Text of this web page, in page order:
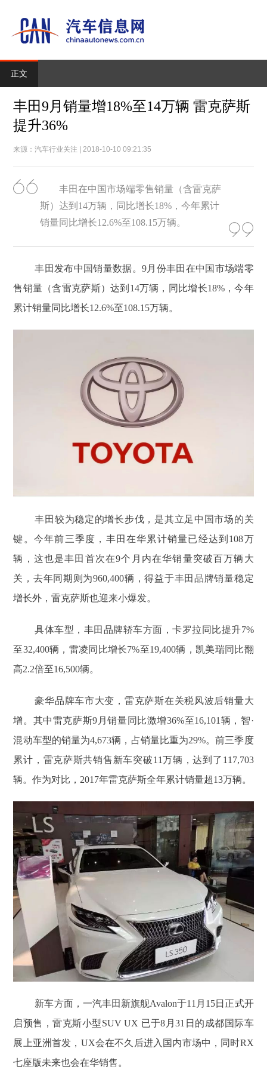
正文
丰田9月销量增18%至14万辆 雷克萨斯
提升36%
来源：汽车行业关注 | 2018-10-10 09:21:35
丰田在中国市场端零售销量（含雷克萨
斯）达到14万辆，同比增长18%，今年累计
销量同比增长12.6%至108.15万辆。
丰田发布中国销量数据。9月份丰田在中国市场端零
售销量（含雷克萨斯）达到14万辆，同比增长18%，今年
累计销量同比增长12.6%至108.15万辆。
丰田较为稳定的增长步伐，是其立足中国市场的关
键。今年前三季度，丰田在华累计销量已经达到108万
辆，这也是丰田首次在9个月内在华销量突破百万辆大
关，去年同期则为960,400辆，得益于丰田品牌销量稳定
增长外，雷克萨斯也迎来小爆发。
具体车型，丰田品牌轿车方面，卡罗拉同比提升7%
至32,400辆，雷凌同比增长7%至19,400辆，凯美瑞同比翻
高2.2倍至16,500辆。
豪华品牌车市大变，雷克萨斯在关税风波后销量大
增。其中雷克萨斯9月销量同比激增36%至16,101辆，智·
混动车型的销量为4,673辆，占销量比重为29%。前三季度
累计，雷克萨斯共销售新车突破11万辆，达到了117,703
辆。作为对比，2017年雷克萨斯全年累计销量超13万辆。
新车方面，一汽丰田新旗舰Avalon于11月15日正式开
启预售，雷克斯小型SUV UX 已于8月31日的成都国际车
展上亚洲首发，UX会在不久后进入国内市场中，同时RX
七座版未来也会在华销售。